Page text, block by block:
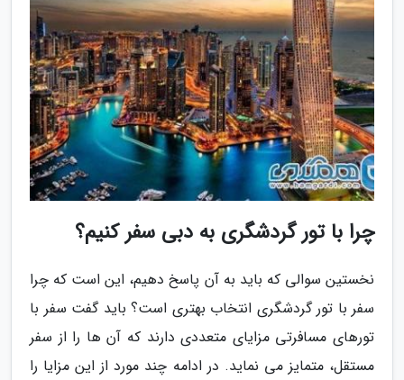
چرا با تور گردشگری به دبی سفر کنیم؟
نخستین سوالی که باید به آن پاسخ دهیم، این است که چرا
سفر با تور گردشگری انتخاب بهتری است؟ باید گفت سفر با
تورهای مسافرتی مزایای متعددی دارند که آن ها را از سفر
مستقل، متمایز می نماید. در ادامه چند مورد از این مزایا را